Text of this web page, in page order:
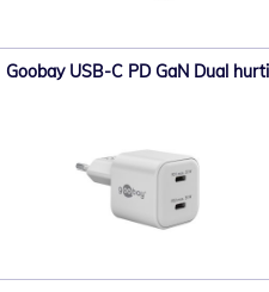
Goobay USB-C PD GaN Dual